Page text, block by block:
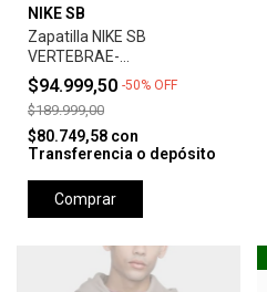
NIKE SB
Zapatilla NIKE SB
VERTEBRAE-
ADOBE/EARTH/NOBLE
RED/MELON TINT
$94.999,50 -50% OFF
$189.999,00
$80.749,58 con
Transferencia o depósito
Comprar